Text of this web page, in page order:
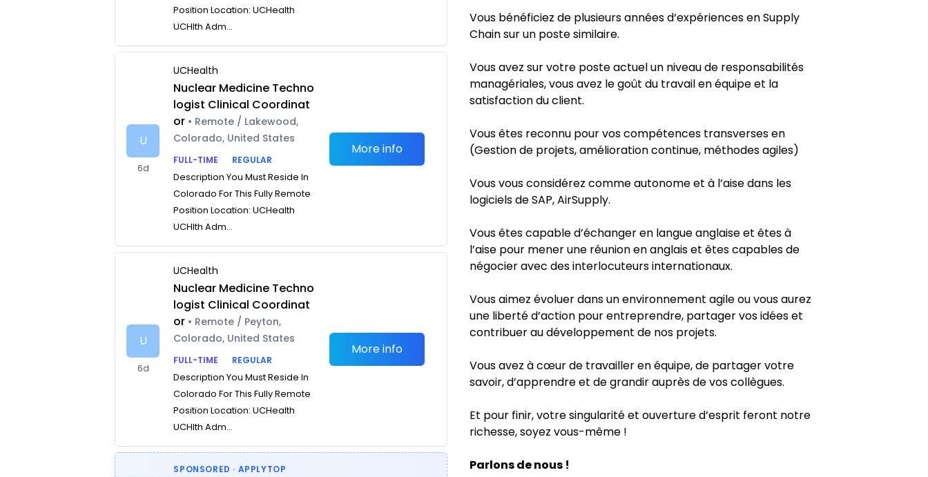
Position Location: UCHealth
UCHlth Adm...
U
6d
UCHealth
Nuclear Medicine Techno
logist Clinical Coordinat
or • Remote / Lakewood,
Colorado, United States
FULL-TIME
REGULAR
Description You Must Reside In
Colorado For This Fully Remote
Position Location: UCHealth
UCHlth Adm...
More info
U
6d
UCHealth
Nuclear Medicine Techno
logist Clinical Coordinat
or • Remote / Peyton,
Colorado, United States
FULL-TIME
REGULAR
Description You Must Reside In
Colorado For This Fully Remote
Position Location: UCHealth
UCHlth Adm...
More info
SPONSORED · APPLYTOP
Vous bénéficiez de plusieurs années d‘expériences en Supply
Chain sur un poste similaire.
Vous avez sur votre poste actuel un niveau de responsabilités
managériales, vous avez le goût du travail en équipe et la
satisfaction du client.
Vous êtes reconnu pour vos compétences transverses en
(Gestion de projets, amélioration continue, méthodes agiles)
Vous vous considérez comme autonome et à l’aise dans les
logiciels de SAP, AirSupply.
Vous êtes capable d’échanger en langue anglaise et êtes à
l’aise pour mener une réunion en anglais et êtes capables de
négocier avec des interlocuteurs internationaux.
Vous aimez évoluer dans un environnement agile ou vous aurez
une liberté d’action pour entreprendre, partager vos idées et
contribuer au développement de nos projets.
Vous avez à cœur de travailler en équipe, de partager votre
savoir, d’apprendre et de grandir auprès de vos collègues.
Et pour finir, votre singularité et ouverture d’esprit feront notre
richesse, soyez vous-même !
Parlons de nous !